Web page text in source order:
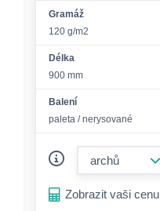
Gramáž
120 g/m2
Délka
900 mm
Balení
paleta / nerysované
Zobrazit vaši cenu